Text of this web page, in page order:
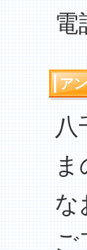
電
ア
な
ご